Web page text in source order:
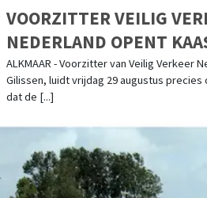
VOORZITTER VEILIG
NEDERLAND OPENT
ALKMAAR - Voorzitter van Veilig Verkeer
Gilissen, luidt vrijdag 29 augustus precies
dat de [...]